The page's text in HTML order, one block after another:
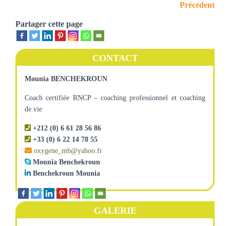
Précédent
Partager cette page
CONTACT
Mounia BENCHEKROUN
Coach certifiée RNCP – coaching professionnel et coaching
de vie
+212 (0) 6 61 28 56 86
+33 (0) 6 22 14 78 55
oxygene_mb@yahoo.fr
Mounia Benchekroun
Benchekroun Mounia
GALERIE